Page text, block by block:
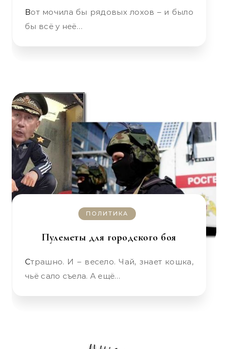
Вот мочила бы рядовых лохов – и было
бы всё у неё…
ПОЛИТИКА
Пулеметы для городского боя
Страшно. И – весело. Чай, знает кошка,
чьё сало съела. А ещё…